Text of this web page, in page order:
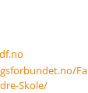
Fa
Skole/